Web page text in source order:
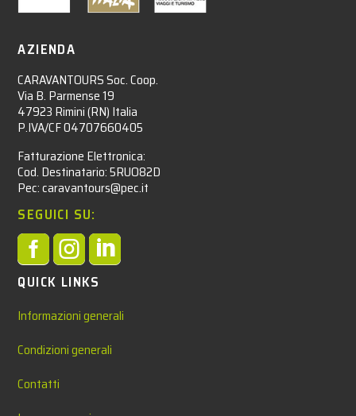
AZIENDA
CARAVANTOURS Soc. Coop.
Via B. Parmense 19
47923 Rimini (RN) Italia
P.IVA/CF 04707660405
Fatturazione Elettronica:
Cod. Destinatario: 5RUO82D
Pec: caravantours@pec.it
SEGUICI SU:

QUICK LINKS
Informazioni generali
Condizioni generali
Contatti